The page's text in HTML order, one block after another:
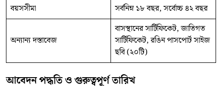
বয়সসীমা
সর্বনিম্ন ১৮ বছর, সর্বোচ্চ ৪২ বছর
অন্যান্য দস্তাবেজ
বাসস্থানের সার্টিফিকেট, জাতিগত
সার্টিফিকেট, রঙিন পাসপোর্ট সাইজ
ছবি (২০টি)
আবেদন পদ্ধতি ও গুরুত্বপূর্ণ তারিখ